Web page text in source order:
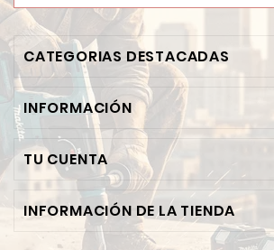
CATEGORIAS DESTACADAS
INFORMACIÓN
TU CUENTA
INFORMACIÓN DE LA TIENDA